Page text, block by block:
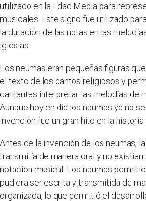
utilizado en la Edad Media para
musicales. Este signo fue utilizado
la duración de las notas en las
iglesias.
Los neumas eran pequeñas figuras
el texto de los cantos religiosos y
cantantes interpretar las melodías de
Aunque hoy en día los neumas ya no
invención fue un gran hito en la historia
Antes de la invención de los neumas,
transmitía de manera oral y no
notación musical. Los neumas
pudiera ser escrita y transmitida de
organizada, lo que permitió el